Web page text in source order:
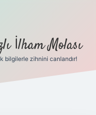
İlham Molası
bilgilerle zihnini canlandır!